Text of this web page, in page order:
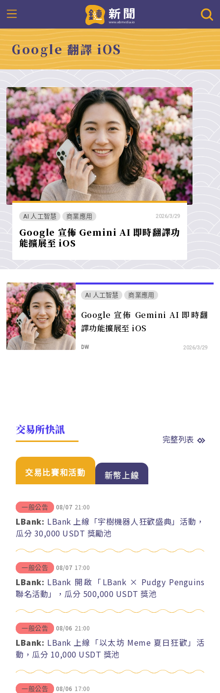
Google 翻譯 iOS
AI 人工智慧 商業應用 2026/3/29
Google 宣佈 Gemini AI 即時翻譯功
能擴展至 iOS
AI 人工智慧 商業應用
Google 宣佈 Gemini AI 即時翻
譯功能擴展至 iOS
DW 2026/3/29
交易所快訊
完整列表
交易比賽和活動 新幣上線
一般公告 08/07 21:00
LBank: LBank 上線「宇樹機器人狂歡盛典」活動，
瓜分 30,000 USDT 獎勵池
一般公告 08/07 17:00
LBank: LBank 開啟「LBank × Pudgy Penguins
聯名活動」，瓜分 500,000 USDT 獎池
一般公告 08/06 21:00
LBank: LBank 上線「以太坊 Meme 夏日狂歡」活
動，瓜分 10,000 USDT 獎池
一般公告 08/06 17:00